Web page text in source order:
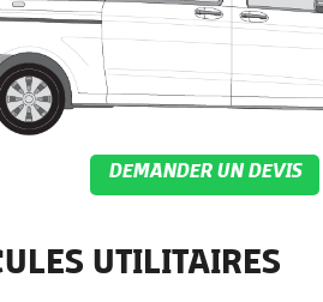
DEMANDER UN DEVIS
UTILITAIRES